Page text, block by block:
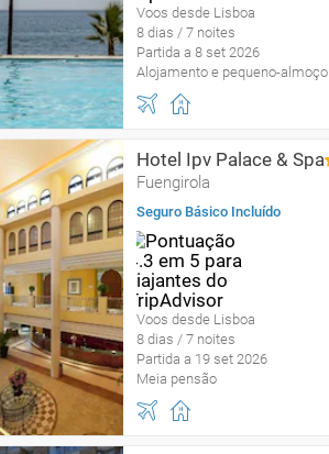
Voos desde Lisboa
8 dias / 7 noites
Partida a 8 set 2026
Alojamento e pequeno-almoço
Hotel Ipv Palace & Spa
Fuengirola
Seguro Básico Incluído
Voos desde Lisboa
8 dias / 7 noites
Partida a 19 set 2026
Meia pensão